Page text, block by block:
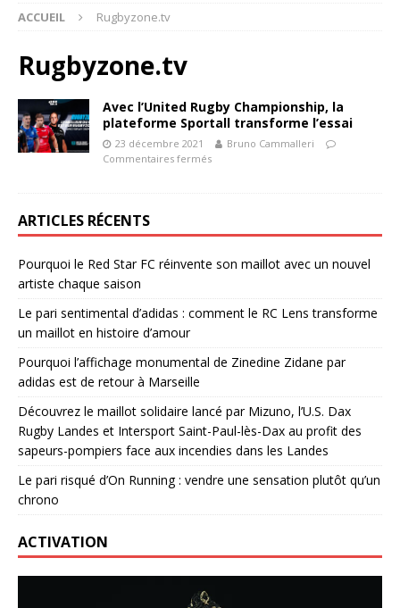
ACCUEIL Rugbyzone.tv
Rugbyzone.tv
Avec l’United Rugby Championship, la
plateforme Sportall transforme l’essai
23 décembre 2021
Bruno Cammalleri
Commentaires fermés
ARTICLES RÉCENTS
Pourquoi le Red Star FC réinvente son maillot avec un nouvel
artiste chaque saison
Le pari sentimental d’adidas : comment le RC Lens transforme
un maillot en histoire d’amour
Pourquoi l’affichage monumental de Zinedine Zidane par
adidas est de retour à Marseille
Découvrez le maillot solidaire lancé par Mizuno, l’U.S. Dax
Rugby Landes et Intersport Saint-Paul-lès-Dax au profit des
sapeurs-pompiers face aux incendies dans les Landes
Le pari risqué d’On Running : vendre une sensation plutôt qu’un
chrono
ACTIVATION